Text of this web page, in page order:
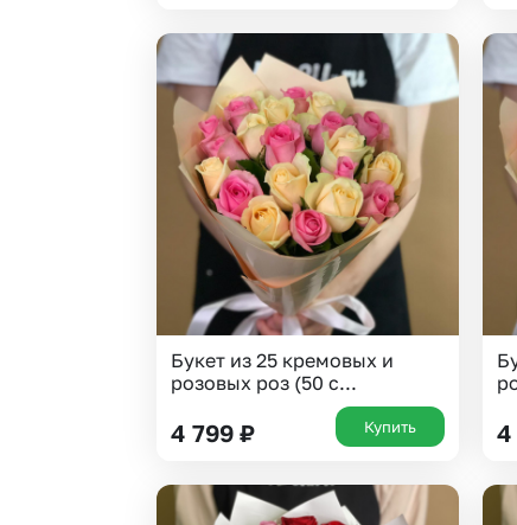
Букет из 25 кремовых и
розовых роз (50 с...
4 799 ₽ Купить 4